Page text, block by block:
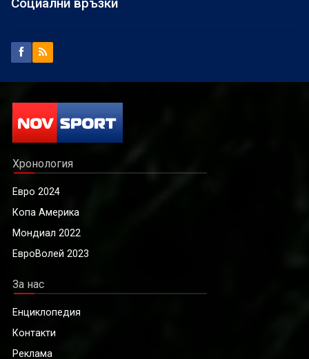
Социални връзки
Хронология
Евро 2024
Копа Америка
Мондиал 2022
ЕвроВолей 2023
За нас
Енциклопедия
Контакти
Реклама